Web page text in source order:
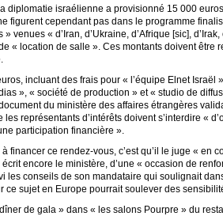
diplomatie israélienne a provisionné 15 000
cependant pas dans le programme
venues « d’Iran, d’Ukraine, d’Afrique [sic],
« location de salle ». Ces montants doivent être
incluant des frais pour « l’équipe Elnet Israël
», « société de production » et « studio de
du ministère des affaires étrangères
représentants d’intérêts doivent s’interdire «
participation financière ».
financer ce rendez-vous, c’est qu’il le juge « en
encore le ministère, d’une « occasion de
les conseils de son mandataire qui soulignait
ce sujet en Europe pourrait soulever des
de gala » dans « les salons Pourpre » du